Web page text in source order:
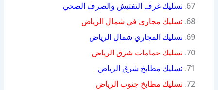
تسليك غرف التفتيش والصرف الصحي
تسليك مجاري في شمال الرياض
تسليك المجاري شمال الرياض
تسليك حمامات شرق الرياض
تسليك مطابخ شرق الرياض
تسليك مطابخ جنوب الرياض